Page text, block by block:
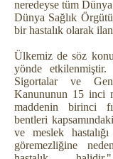
neredeyse tüm
Dünya Sağlık
bir hastalık olarak
Ülkemiz de söz
yönde
Sigortalar ve
Kanununun 15 inci
maddenin birinci
bentleri
ve meslek
göremezliğine